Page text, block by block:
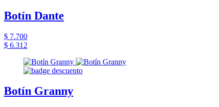
Botín Dante
$ 7.700
$ 6.312
Botín Granny